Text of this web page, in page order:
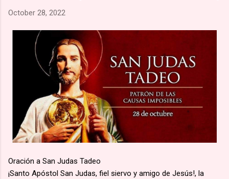
su hogar. 🙏🏽 Según la costumbre, se ejecutaba a un
prisionero en cada cruce de camino, él fue el primero en caer
por el mal estado en que se encontraba. 🙏🏽 Murió en
Lubawo, fue alanceado y decapitado y sus restos dejados al
borde del camino....
October 28, 2022
Oración a San Judas Tadeo
¡Santo Apóstol San Judas, fiel siervo y amigo de Jesús!, la